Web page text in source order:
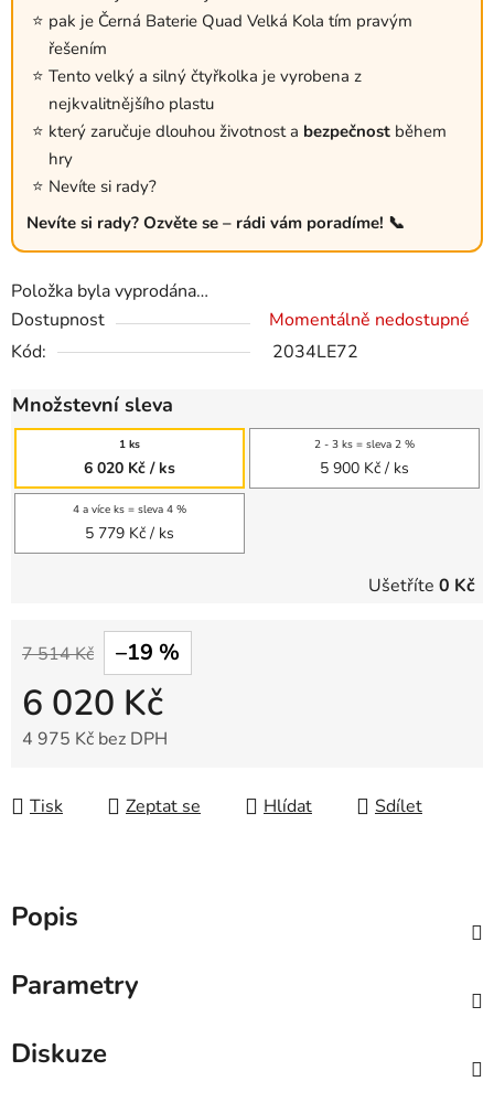
pak je Černá Baterie Quad Velká Kola tím pravým
řešením
Tento velký a silný čtyřkolka je vyrobena z
nejkvalitnějšího plastu
který zaručuje dlouhou životnost a bezpečnost během
hry
Nevíte si rady?
Nevíte si rady? Ozvěte se – rádi vám poradíme! 📞
Položka byla vyprodána…
Dostupnost
Momentálně nedostupné
Kód:
2034LE72
Množstevní sleva
1 ks
6 020 Kč / ks
2 - 3 ks = sleva 2 %
5 900 Kč / ks
4 a více ks = sleva 4 %
5 779 Kč / ks
Ušetříte 0 Kč
7 514 Kč –19 %
6 020 Kč
4 975 Kč bez DPH
Tisk
Zeptat se Hlídat Sdílet
Popis
Parametry
Diskuze